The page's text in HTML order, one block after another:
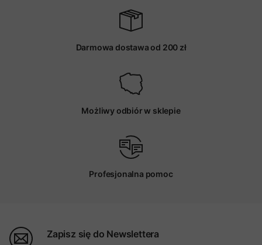
Darmowa dostawa od 200 zł
Możliwy odbiór w sklepie
Profesjonalna pomoc
Zapisz się do Newslettera